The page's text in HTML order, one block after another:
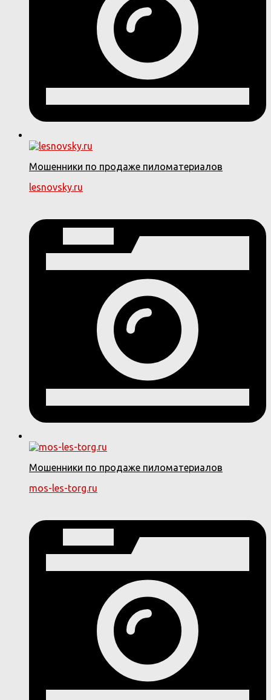
Мошенники по продаже пиломатериалов
lesnovsky.ru
Мошенники по продаже пиломатериалов
mos-les-torg.ru